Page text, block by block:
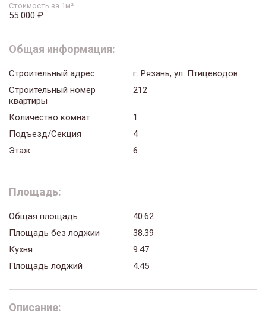
Стоимость за 1м²
55 000 ₽
Общая информация:
Строительный адрес
г. Рязань, ул. Птицеводов
Строительный номер
квартиры
212
Количество комнат
1
Подъезд/Секция
4
Этаж
6
Площадь:
Общая площадь
40.62
Площадь без лоджии
38.39
Кухня
9.47
Площадь лоджий
4.45
Описание: